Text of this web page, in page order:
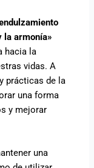
la armonía»
hacia la
vidas. A
prácticas de la
una forma
y mejorar
una